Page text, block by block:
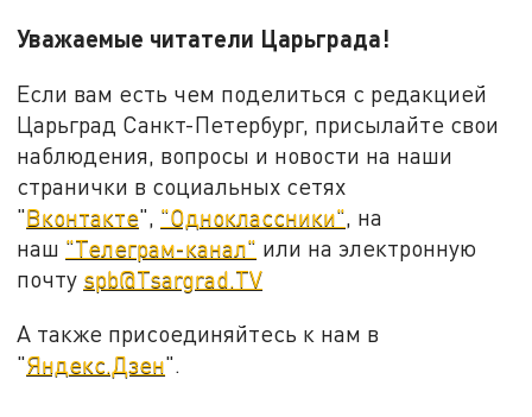
Уважаемые читатели Царьграда!
Если вам есть чем поделиться с редакцией
Царьград Санкт-Петербург, присылайте свои
наблюдения, вопросы и новости на наши
странички в социальных сетях
"Вконтакте", "Одноклассники", на
наш "Телеграм-канал" или на электронную
почту spb@Tsargrad.TV
А также присоединяйтесь к нам в
"Яндекс.Дзен".